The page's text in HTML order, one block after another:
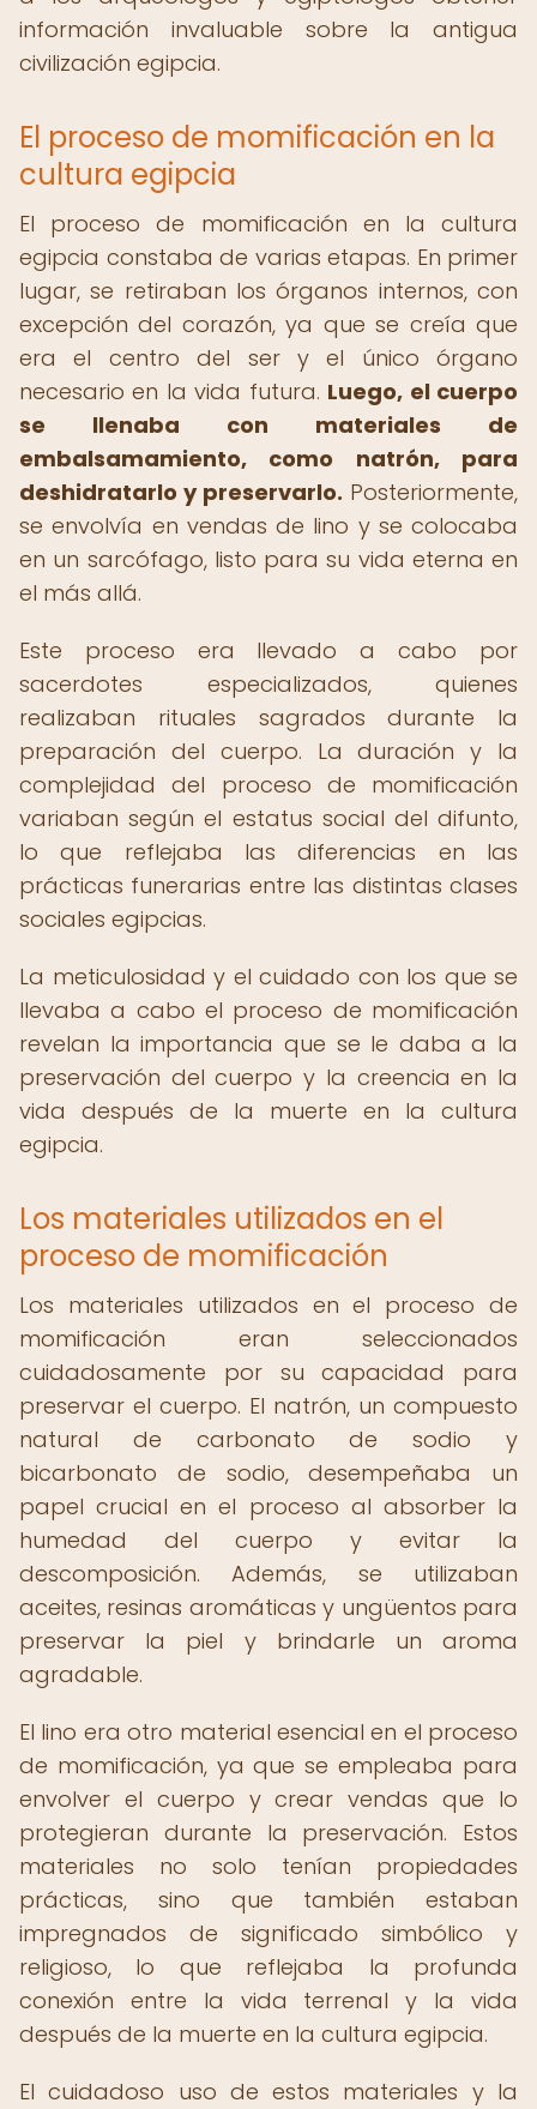
información invaluable sobre la antigua
civilización egipcia.
El proceso de momificación en la
cultura egipcia
El proceso de momificación en la cultura
egipcia constaba de varias etapas. En primer
lugar, se retiraban los órganos internos, con
excepción del corazón, ya que se creía que
era el centro del ser y el único órgano
necesario en la vida futura. Luego, el cuerpo
se llenaba con materiales de
embalsamamiento, como natrón, para
deshidratarlo y preservarlo. Posteriormente,
se envolvía en vendas de lino y se colocaba
en un sarcófago, listo para su vida eterna en
el más allá.
Este proceso era llevado a cabo por
sacerdotes especializados, quienes
realizaban rituales sagrados durante la
preparación del cuerpo. La duración y la
complejidad del proceso de momificación
variaban según el estatus social del difunto,
lo que reflejaba las diferencias en las
prácticas funerarias entre las distintas clases
sociales egipcias.
La meticulosidad y el cuidado con los que se
llevaba a cabo el proceso de momificación
revelan la importancia que se le daba a la
preservación del cuerpo y la creencia en la
vida después de la muerte en la cultura
egipcia.
Los materiales utilizados en el
proceso de momificación
Los materiales utilizados en el proceso de
momificación eran seleccionados
cuidadosamente por su capacidad para
preservar el cuerpo. El natrón, un compuesto
natural de carbonato de sodio y
bicarbonato de sodio, desempeñaba un
papel crucial en el proceso al absorber la
humedad del cuerpo y evitar la
descomposición. Además, se utilizaban
aceites, resinas aromáticas y ungüentos para
preservar la piel y brindarle un aroma
agradable.
El lino era otro material esencial en el proceso
de momificación, ya que se empleaba para
envolver el cuerpo y crear vendas que lo
protegieran durante la preservación. Estos
materiales no solo tenían propiedades
prácticas, sino que también estaban
impregnados de significado simbólico y
religioso, lo que reflejaba la profunda
conexión entre la vida terrenal y la vida
después de la muerte en la cultura egipcia.
El cuidadoso uso de estos materiales y la